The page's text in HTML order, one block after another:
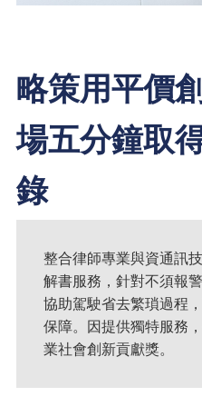
略策用平價
場五分鐘取
錄
整合律師專業與資通訊
解書服務，針對不須報
協助駕駛省去繁瑣過程
保障。因提供獨特服務
業社會創新貢獻獎。